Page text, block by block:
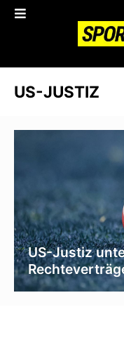
US-JUSTIZ
US-Justiz